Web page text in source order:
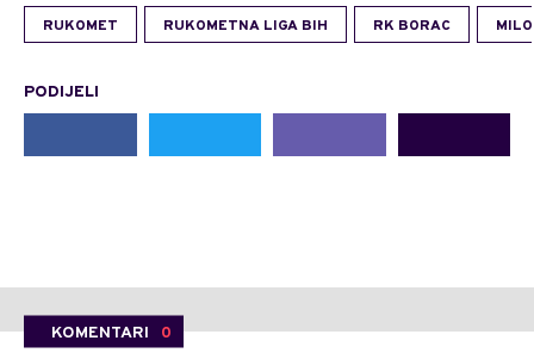
RUKOMET RUKOMETNA LIGA BIH RK BORAC
PODIJELI
KOMENTARI 0